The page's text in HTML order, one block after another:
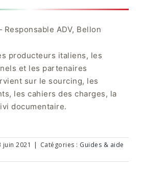
ADV, Bellon
producteurs italiens, les
et les partenaires
sur le sourcing, les
les cahiers des charges, la
documentaire.
juin 2021 | Catégories : Guides & aide